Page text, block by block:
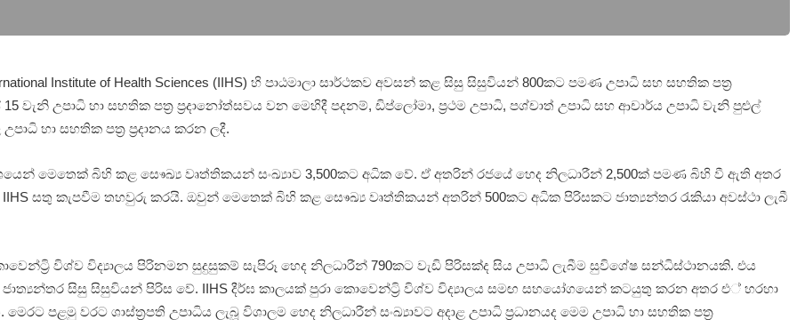
Institute of Health Sciences (IIHS) හි පාඨමාලා සාර්ථකව අවසන් කළ සිසු සිසුවියන් 800කට පමණ උපාධි සහ සහතික පත්‍ර
වැනි උපාධි හා සහතික පත්‍ර ප්‍රදානෝත්සවය වන මෙහිදී පදනම්, ඩිප්ලෝමා, ප්‍රථම උපාධි, පශ්චාත් උපාධි සහ ආචාර්ය උපාධි වැනි පුළුල්
හා සහතික පත්‍ර ප්‍රදානය කරන ලදී.
මෙතෙක් බිහි කළ සෙෳඛ්‍ය වෘත්තිකයන් සංඛ්‍යාව 3,500කට අධික වේ. ඒ අතරින් රජයේ හෙද නිලධාරීන් 2,500ක් පමණ බිහි වී ඇති අතර
සතු කැපවීම තහවුරු කරයි. ඔවුන් මෙතෙක් බිහි කළ සෙෳඛ්‍ය වෘත්තිකයන් අතරින් 500කට අධික පිරිසකට ජාත්‍යන්තර රැකියා අවස්ථා ලැබී
විශ්ව විද්‍යාලය පිරිනමන සුදුසුකම් සැපිරූ හෙද නිලධාරීන් 790කට වැඩි පිරිසක්ද සිය උපාධි ලැබීම සුවිශේෂ සන්ධිස්ථානයකි. එය
ජාත්‍යන්තර සිසු සිසුවියන් පිරිස වේ. IIHS දීර්ඝ කාලයක් පුරා කොවෙන්ට්‍රි විශ්ව විද්‍යාලය සමඟ සහයෝගයෙන් කටයුතු කරන අතර එ් හරහා
පළමු වරට ශාස්ත්‍රපති උපාධිය ලැබූ විශාලම හෙද නිලධාරීන් සංඛ්‍යාවට අදාළ උපාධි ප්‍රධානයද මෙම උපාධි හා සහතික පත්‍ර